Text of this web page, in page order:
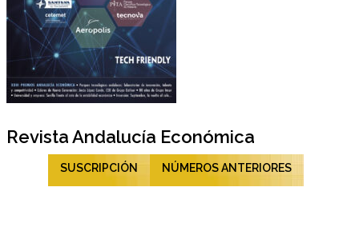
Revista Andalucía Económica
SUSCRIPCIÓN NÚMEROS ANTERIORES